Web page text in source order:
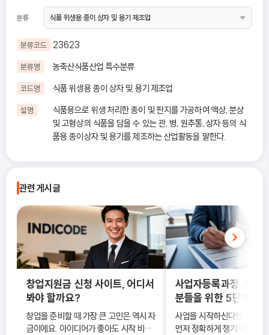
분류
분류코드 23623
분류명 농축산식품산업 특수분류
코드명 식품 위생용 종이 상자 및 용기 제조업
설명
식품용으로 위생 처리한 종이 및 판지를 가공하여 액상, 분상
및 고형상의 식품을 담을 수 있는 관, 병, 원추통, 상자 등의 식
품용 종이상자 및 용기를 제조하는 산업활동을 말한다.
관련 게시글
창업지원금 신청 사이트, 어디서
봐야 할까요?
창업을 준비할 때 가장 큰 고민은 역시 자
금이에요. 아이디어가 좋아도 시작 비용
사업자등록과정, 처음
분들을 위한 5단계 정
사업을 시작하신다면 사업자
먼저 정확하게 챙기셔야 해